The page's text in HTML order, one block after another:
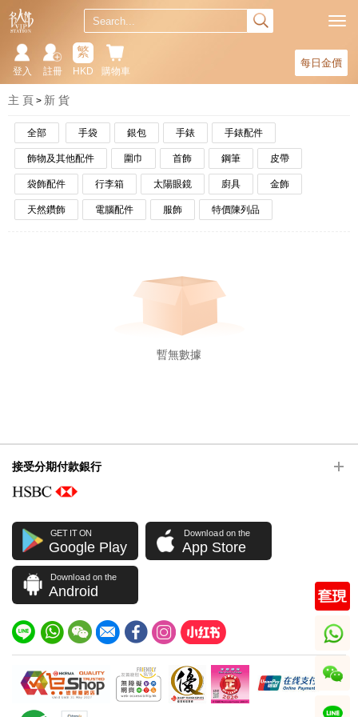
每日金價
購物車
繁
HKD
註冊
登入
主 頁 新 貨
全部 手袋 銀包 手錶 手錶配件
飾物及其他配件 圍巾 首飾 鋼筆 皮帶
袋飾配件 行李箱 太陽眼鏡 廚具 金飾
天然鑽飾 電腦配件 服飾 特價陳列品
暫無數據
接受分期付款銀行
GET IT ON
Google Play
Download on the
App Store
Download on the
Android
whatsapp